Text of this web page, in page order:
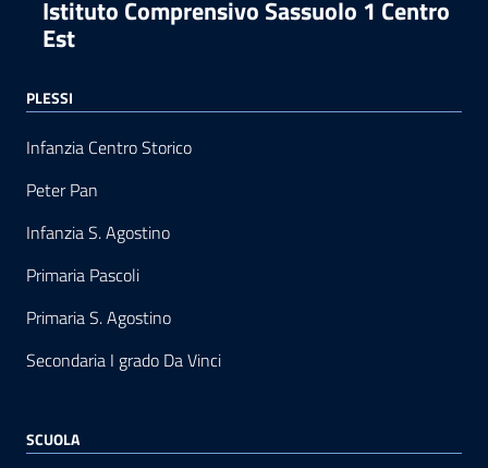
Istituto Comprensivo Sassuolo 1 Centro
Est
PLESSI
Infanzia Centro Storico
Peter Pan
Infanzia S. Agostino
Primaria Pascoli
Primaria S. Agostino
Secondaria I grado Da Vinci
SCUOLA